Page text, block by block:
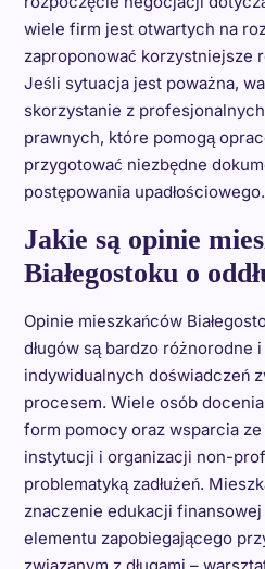
wiele firm jest otwartych na
zaproponować korzystniejsze
Jeśli sytuacja jest poważna,
skorzystanie z
prawnych, które pomogą
przygotować niezbędne
postępowania upadłościowego.
Jakie są opinie
Białegostoku o
Opinie mieszkańców
długów są bardzo różnorodne
indywidualnych doświadczeń
procesem. Wiele osób
form pomocy oraz wsparcia
instytucji i organizacji non-
problematyką zadłużeń.
znaczenie edukacji
elementu zapobiegającego